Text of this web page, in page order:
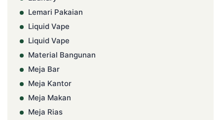
Lemari Pakaian
Liquid Vape
Liquid Vape
Material Bangunan
Meja Bar
Meja Kantor
Meja Makan
Meja Rias